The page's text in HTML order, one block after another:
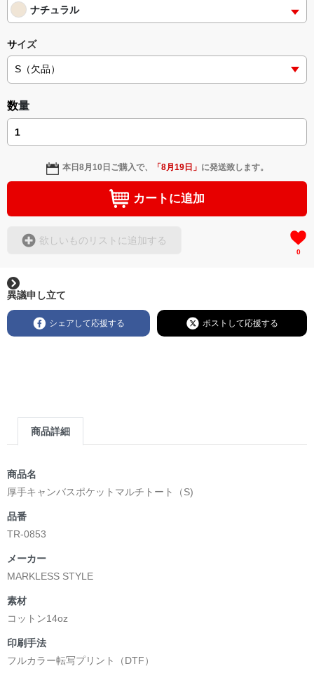
From language and culture to coffee and community, each
purpose: bringing people closer together.
① Hello Collection
日本語
たった一言の「Hello」が、世界を近くする。
笑顔とともに交わされる「Hello」は、国境や言語を越え、人
す。
タイルコレクション。
English 4 U!が大切にしてきた語学教育、多文化共生、国際交
流への想いを、一枚のTシャツに込めました。
One word. Endless possibilities.
A simple “Hello” is often the beginning of something
meaningful.
It can spark a conversation, build a friendship, or bridge
cultures that once seemed far apart.
Inspired by the mission of English 4 U!, the Hello Collection
celebrates language, curiosity, and the beauty of human
connection.
potential to change a life.
ナチュラル
サイズ
数量
本日8月10日 ご購入で、 「8月19日 」 に発送致します。
カートに追加
欲しいものリストに追加する
0
異議申し立て
シェアして応援する ポストして応援する
商品詳細
商品名
厚手キャンバスポケットマルチトート（S)
品番
TR-0853
メーカー
MARKLESS STYLE
素材
コットン14oz
印刷手法
フルカラー転写プリント（DTF）